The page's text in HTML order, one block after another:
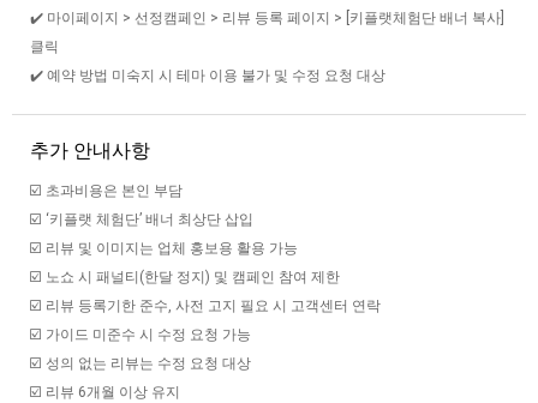
✔️ 마이페이지 > 선정캠페인 > 리뷰 등록 페이지 > [키플랫체험단 배너 복사]
클릭
✔️ 예약 방법 미숙지 시 테마 이용 불가 및 수정 요청 대상
추가 안내사항
☑️ 초과비용은 본인 부담
☑️ ‘키플랫 체험단’ 배너 최상단 삽입
☑️ 리뷰 및 이미지는 업체 홍보용 활용 가능
☑️ 노쇼 시 패널티(한달 정지) 및 캠페인 참여 제한
☑️ 리뷰 등록기한 준수, 사전 고지 필요 시 고객센터 연락
☑️ 가이드 미준수 시 수정 요청 가능
☑️ 성의 없는 리뷰는 수정 요청 대상
☑️ 리뷰 6개월 이상 유지